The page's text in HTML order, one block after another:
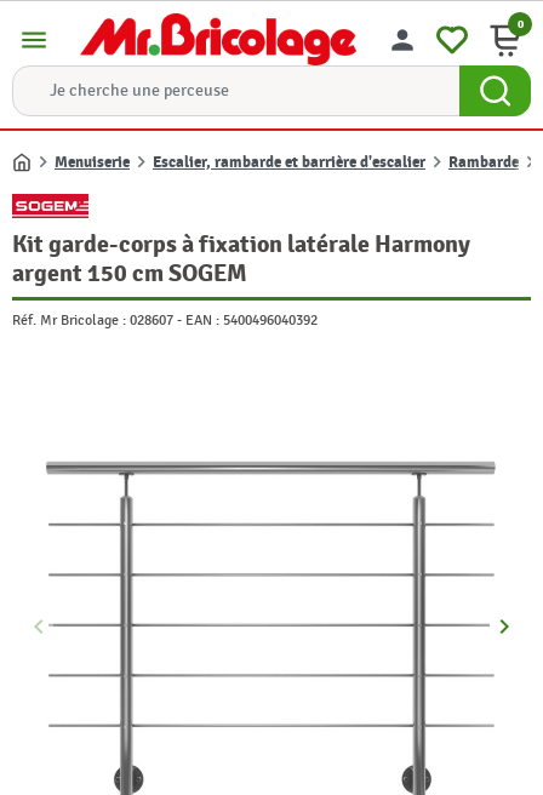
menu person 0
Accueil
Menuiserie Escalier, rambarde et barrière d'escalier Rambarde
Kit garde-corps à fixation latérale Harmony
argent 150 cm SOGEM
Réf. Mr Bricolage : 028607 - EAN : 5400496040392
Précédent
keyboard_arrow_left keyboard_arrow_right